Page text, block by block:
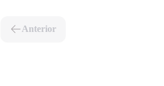
Anterior